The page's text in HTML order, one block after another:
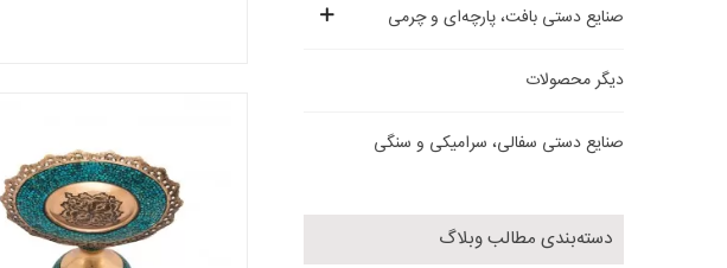
صنایع دستی بافت، پارچه‌ای و چرمی
دیگر محصولات
صنایع دستی سفالی، سرامیکی و سنگی
دسته‌بندی مطالب وبلاگ